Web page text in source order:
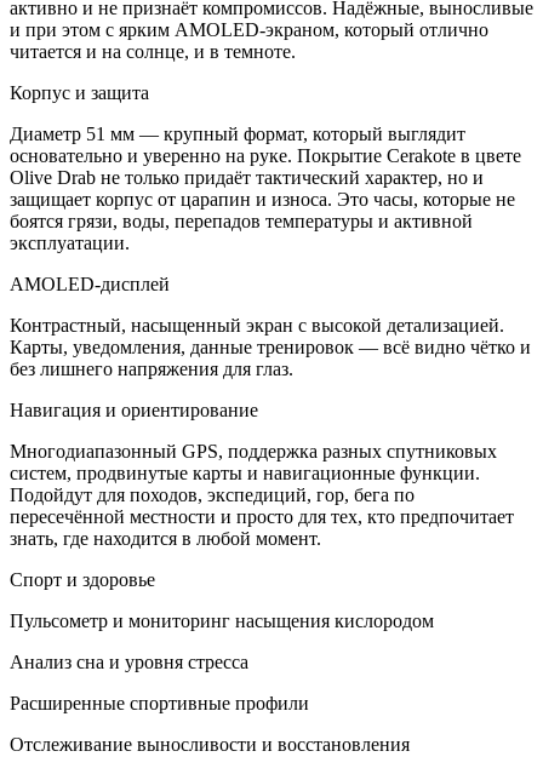
активно и не признаёт компромиссов. Надёжные, выносливые
и при этом с ярким AMOLED-экраном, который отлично
читается и на солнце, и в темноте.
Корпус и защита
Диаметр 51 мм — крупный формат, который выглядит
основательно и уверенно на руке. Покрытие Cerakote в цвете
Olive Drab не только придаёт тактический характер, но и
защищает корпус от царапин и износа. Это часы, которые не
боятся грязи, воды, перепадов температуры и активной
эксплуатации.
AMOLED-дисплей
Контрастный, насыщенный экран с высокой детализацией.
Карты, уведомления, данные тренировок — всё видно чётко и
без лишнего напряжения для глаз.
Навигация и ориентирование
Многодиапазонный GPS, поддержка разных спутниковых
систем, продвинутые карты и навигационные функции.
Подойдут для походов, экспедиций, гор, бега по
пересечённой местности и просто для тех, кто предпочитает
знать, где находится в любой момент.
Спорт и здоровье
Пульсометр и мониторинг насыщения кислородом
Анализ сна и уровня стресса
Расширенные спортивные профили
Отслеживание выносливости и восстановления